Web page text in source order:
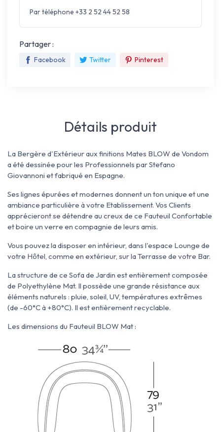
Par téléphone +33 2 52 44 52 58
Partager :
Facebook Twitter Pinterest
Détails produit
La Bergère d'Extérieur aux finitions Mates BLOW de Vondom
a été dessinée pour les Professionnels par Stefano
Giovannoni et fabriqué en Espagne.
Ses lignes épurées et modernes donnent un ton unique et une
ambiance particulière à votre Etablissement. Vos Clients
apprécieront se détendre au creux de ce Fauteuil Confortable
et boire un verre en compagnie de leurs amis.
Vous pouvez la disposer en intérieur, dans l'espace Lounge de
votre Hôtel, comme en extérieur, sur la Terrasse de votre Bar.
La structure de ce Sofa de Jardin est entièrement composée
de Polyethylène Mat. Il possède une grande résistance aux
éléments naturels : pluie, soleil, UV, températures extrêmes
(de -60°C à +80°C). Il est entièrement recyclable.
Les dimensions du Fauteuil BLOW Mat :